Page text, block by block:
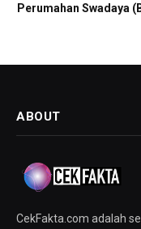
Perumahan Swadaya
ABOUT
CekFakta.com adalah